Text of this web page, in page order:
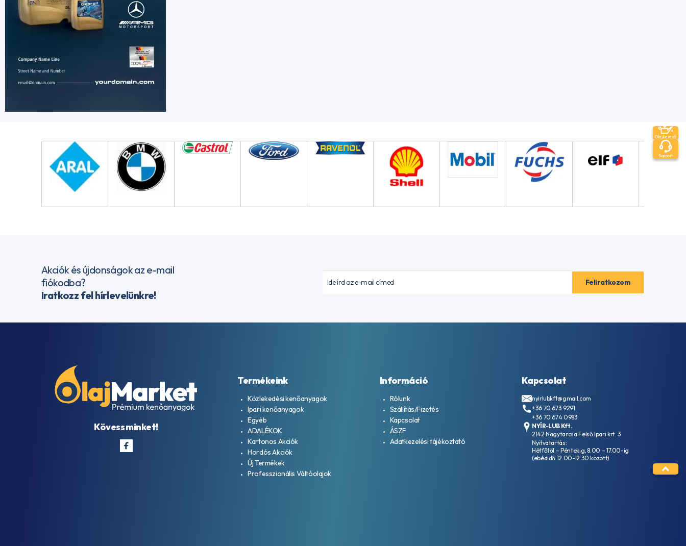
Akciók és újdonságok az e-mail
fiókodba?
Iratkozz fel hírlevelünkre!
Kövess minket!
Termékeink
Közlekedési kenőanyagok
Ipari kenőanyagok
Egyéb
ADALÉKOK
Kartonos Akciók
Hordós Akciók
Új Termékek
Professzionális Váltóolajok
Információ
Rólunk
Szállítás/Fizetés
Kapcsolat
ÁSZF
Adatkezelési tájékoztató
Kapcsolat
nyirlubkft@gmail.com
+36 70 673 9291
+36 70 674 0983
NYÍR-LUB Kft.
2142 Nagytarcsa Felső Ipari krt. 3
Nyitvatartás:
Hétfőtől – Péntekig, 8.00 – 17.00-ig
(ebédidő 12.00-12.30 között)
Olajkereső
Support